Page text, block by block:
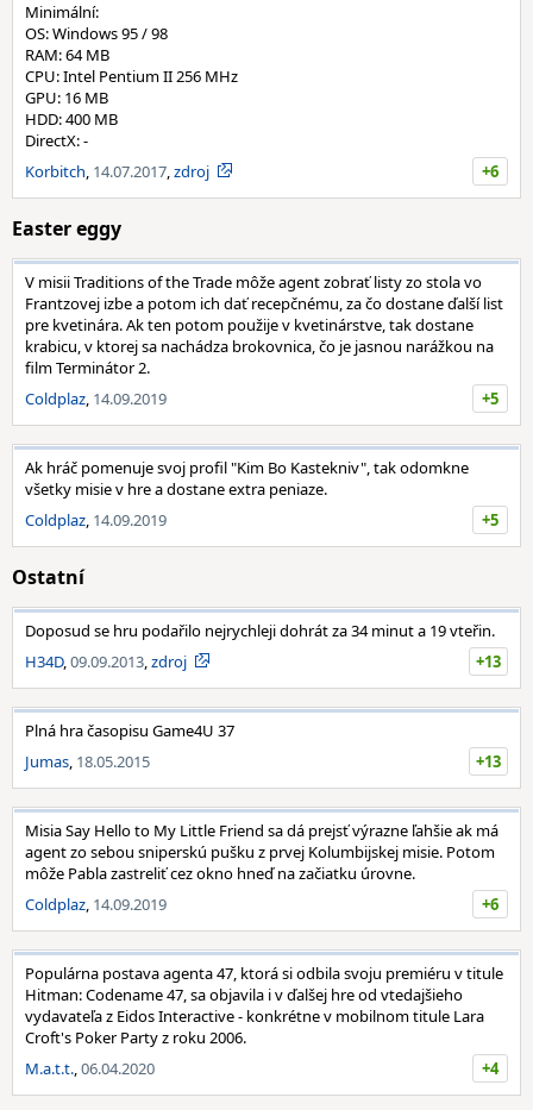
Minimální:
OS: Windows 95 / 98
RAM: 64 MB
CPU: Intel Pentium II 256 MHz
GPU: 16 MB
HDD: 400 MB
DirectX: -
Korbitch, 14.07.2017,zdroj +6
Easter eggy
V misii Traditions of the Trade môže agent zobrať listy zo stola vo
Frantzovej izbe a potom ich dať recepčnému, za čo dostane ďalší list
pre kvetinára. Ak ten potom použije v kvetinárstve, tak dostane
krabicu, v ktorej sa nachádza brokovnica, čo je jasnou narážkou na
film Terminátor 2.
Coldplaz, 14.09.2019 +5
Ak hráč pomenuje svoj profil "Kim Bo Kastekniv", tak odomkne
všetky misie v hre a dostane extra peniaze.
Coldplaz, 14.09.2019 +5
Ostatní
Doposud se hru podařilo nejrychleji dohrát za 34 minut a 19 vteřin.
H34D,09.09.2013,zdroj +13
Plná hra časopisu Game4U 37
Jumas, 18.05.2015 +13
Misia Say Hello to My Little Friend sa dá prejsť výrazne ľahšie ak má
agent zo sebou sniperskú pušku z prvej Kolumbijskej misie. Potom
môže Pabla zastreliť cez okno hneď na začiatku úrovne.
Coldplaz, 14.09.2019 +6
Populárna postava agenta 47, ktorá si odbila svoju premiéru v titule
Hitman: Codename 47, sa objavila i v ďalšej hre od vtedajšieho
vydavateľa z Eidos Interactive - konkrétne v mobilnom titule Lara
Croft's Poker Party z roku 2006.
M.a.t.t.,06.04.2020 +4